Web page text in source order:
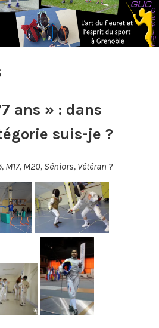
ans » : dans
suis-je ?
M17, M20, Séniors, Vétéran ?